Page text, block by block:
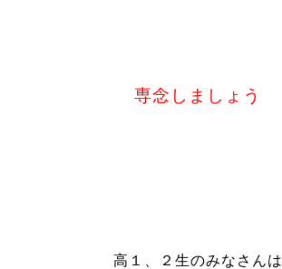
専念しましょう
高１、２生のみなさんは